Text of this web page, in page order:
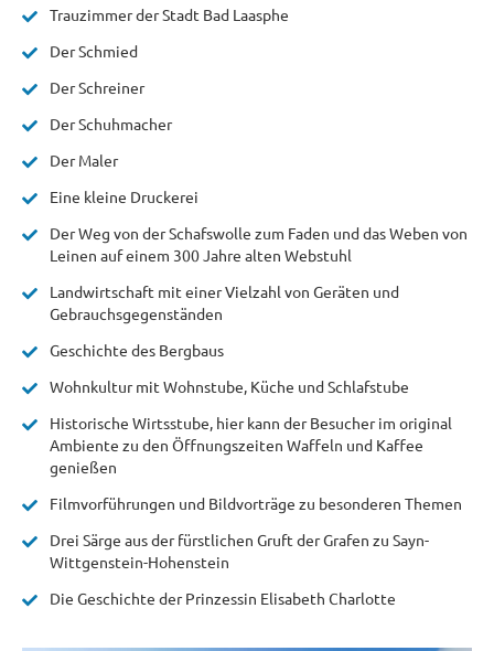
Trauzimmer der Stadt Bad Laasphe
Der Schmied
Der Schreiner
Der Schuhmacher
Der Maler
Eine kleine Druckerei
Der Weg von der Schafswolle zum Faden und das Weben von
Leinen auf einem 300 Jahre alten Webstuhl
Landwirtschaft mit einer Vielzahl von Geräten und
Gebrauchsgegenständen
Geschichte des Bergbaus
Wohnkultur mit Wohnstube, Küche und Schlafstube
Historische Wirtsstube, hier kann der Besucher im original
Ambiente zu den Öffnungszeiten Waffeln und Kaffee
genießen
Filmvorführungen und Bildvorträge zu besonderen Themen
Drei Särge aus der fürstlichen Gruft der Grafen zu Sayn-
Wittgenstein-Hohenstein
Die Geschichte der Prinzessin Elisabeth Charlotte